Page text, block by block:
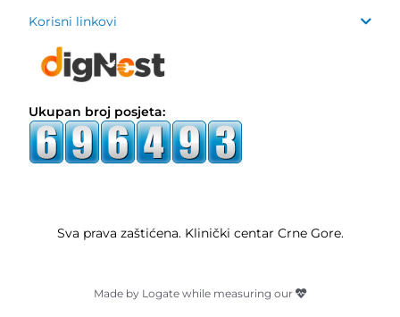
Korisni linkovi
Ukupan broj posjeta:
Sva prava zaštićena. Klinički centar Crne Gore.
Made by Logate while measuring our